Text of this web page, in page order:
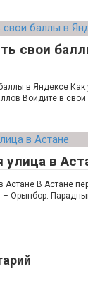
свои
в Яндексе Как
Войдите в свой
улица в
Астане В Астане
– Орынбор.